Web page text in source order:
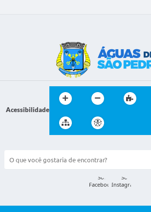
Acessibilidade